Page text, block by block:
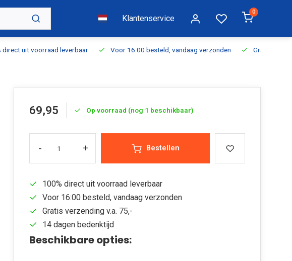
Klantenservice
0
direct uit voorraad leverbaar Voor 16:00 besteld, vandaag verzonden Gratis
69,95 Op voorraad (nog 1 beschikbaar)
- + Bestellen
100% direct uit voorraad leverbaar
Voor 16:00 besteld, vandaag verzonden
Gratis verzending v.a. 75,-
14 dagen bedenktijd
Beschikbare opties: